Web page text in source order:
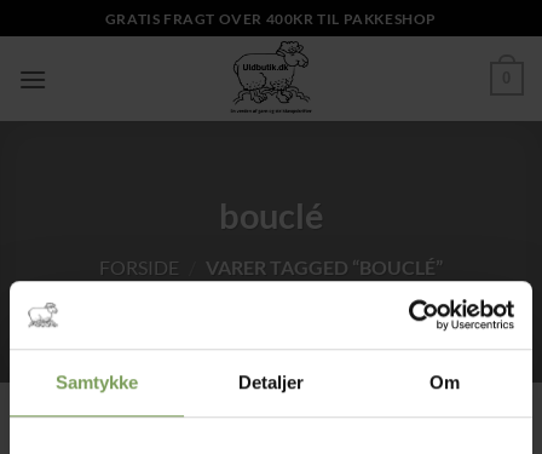
Samtykke Detaljer Om
til
indhold
GRATIS FRAGT OVER 400KR TIL PAKKESHOP
bouclé
FORSIDE VARER TAGGED “BOUCLÉ”